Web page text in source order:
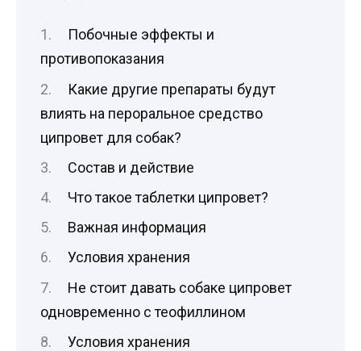
Побочные эффекты и
противопоказания
Какие другие препараты будут
влиять на пероральное средство
ципровет для собак?
Состав и действие
Что такое таблетки ципровет?
Важная информация
Условия хранения
Не стоит давать собаке ципровет
одновременно с теофиллином
Условия хранения